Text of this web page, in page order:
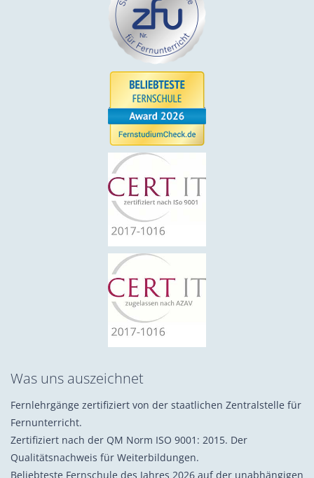
Was uns auszeichnet
Fernlehrgänge zertifiziert von der staatlichen Zentralstelle für
Fernunterricht.
Zertifiziert nach der QM Norm ISO 9001: 2015. Der
Qualitätsnachweis für Weiterbildungen.
Beliebteste Fernschule des Jahres 2026 auf der unabhängigen